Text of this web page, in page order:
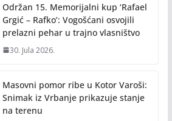
Održan 15. Memorijalni kup ‘Rafael
Grgić – Rafko’: Vogošćani osvojili
prelazni pehar u trajno vlasništvo
30. Jula 2026.
Masovni pomor ribe u Kotor Varoši:
Snimak iz Vrbanje prikazuje stanje
na terenu